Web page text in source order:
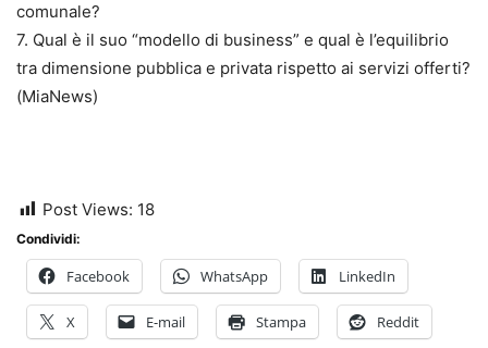
comunale?
7. Qual è il suo “modello di business” e qual è l’equilibrio
tra dimensione pubblica e privata rispetto ai servizi offerti?
(MiaNews)
Post Views: 18
Condividi:
Facebook WhatsApp LinkedIn
X E-mail Stampa Reddit